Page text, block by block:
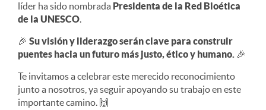
líder ha sido nombrada Presidenta de la Red Bioética
de la UNESCO.
🎉 Su visión y liderazgo serán clave para construir
puentes hacia un futuro más justo, ético y humano. 🎉
Te invitamos a celebrar este merecido reconocimiento
junto a nosotros, ya seguir apoyando su trabajo en este
importante camino. 🙌